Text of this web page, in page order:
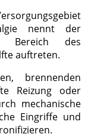
nennt der
Bereich des
auftreten.
brennenden
Reizung oder
mechanische
Eingriffe und